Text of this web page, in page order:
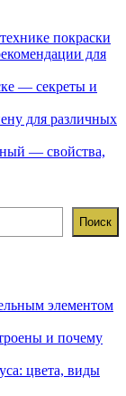
покраски
для
— секреты и
для различных
— свойства,
Поиск
элементом
и почему
цвета, виды